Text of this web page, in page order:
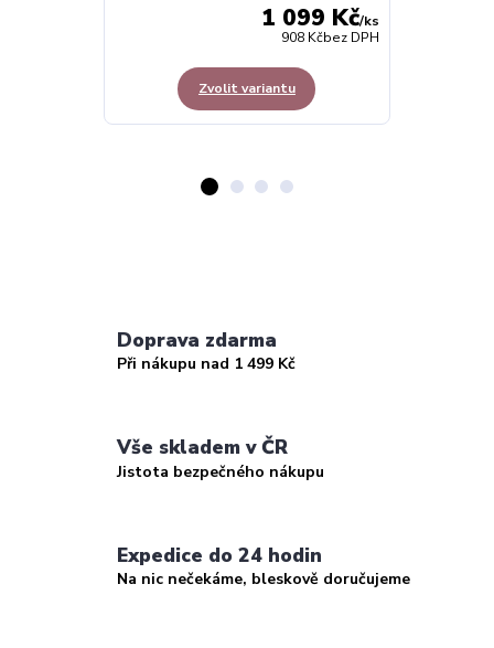
1 099 Kč/ks
908 Kčbez DPH
Zvolit variantu
Doprava zdarma
Při nákupu nad 1 499 Kč
Vše skladem v ČR
Jistota bezpečného nákupu
Expedice do 24 hodin
Na nic nečekáme, bleskově doručujeme